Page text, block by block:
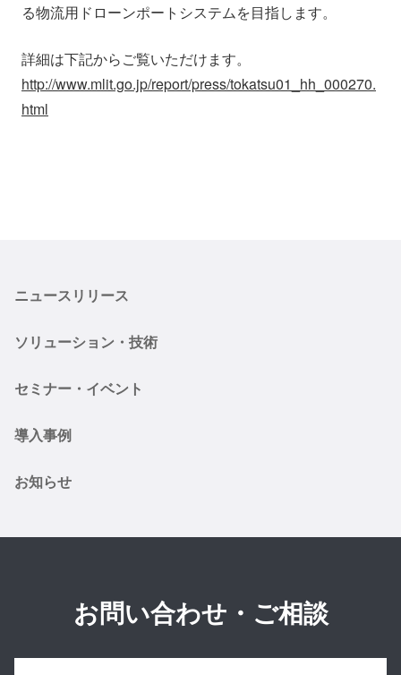
る物流用ドローンポートシステムを目指します。
詳細は下記からご覧いただけます。
http://www.mlit.go.jp/report/press/tokatsu01_hh_000270.
html
ニュースリリース
ソリューション・技術
セミナー・イベント
導入事例
お知らせ
お問い合わせ・ご相談